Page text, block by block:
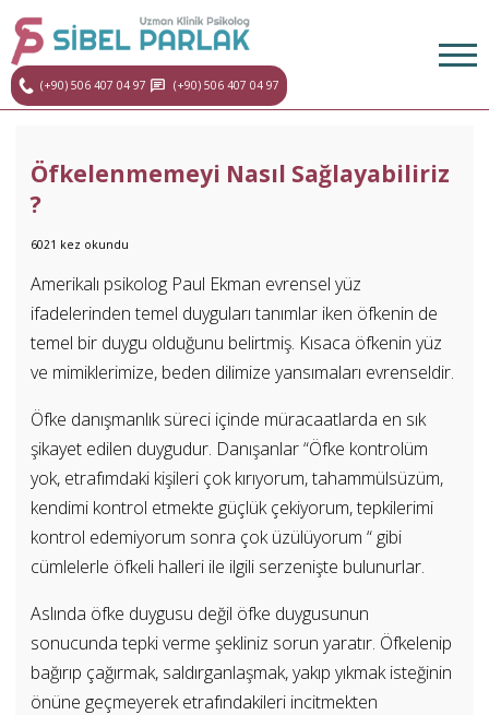
(+90) 506 407 04 97 (+90) 506 407 04 97
Öfkelenmemeyi Nasıl Sağlayabiliriz
?
6021 kez okundu
Amerikalı psikolog Paul Ekman evrensel yüz
ifadelerinden temel duyguları tanımlar iken öfkenin de
temel bir duygu olduğunu belirtmiş. Kısaca öfkenin yüz
ve mimiklerimize, beden dilimize yansımaları evrenseldir.
Öfke danışmanlık süreci içinde müracaatlarda en sık
şikayet edilen duygudur. Danışanlar “Öfke kontrolüm
yok, etrafımdaki kişileri çok kırıyorum, tahammülsüzüm,
kendimi kontrol etmekte güçlük çekiyorum, tepkilerimi
kontrol edemiyorum sonra çok üzülüyorum “ gibi
cümlelerle öfkeli halleri ile ilgili serzenişte bulunurlar.
Aslında öfke duygusu değil öfke duygusunun
sonucunda tepki verme şekliniz sorun yaratır. Öfkelenip
bağırıp çağırmak, saldırganlaşmak, yakıp yıkmak isteğinin
önüne geçmeyerek etrafındakileri incitmekten